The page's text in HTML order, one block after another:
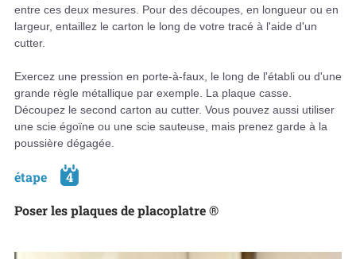
entre ces deux mesures. Pour des découpes, en longueur ou en
largeur, entaillez le carton le long de votre tracé à l'aide d'un
cutter.
Exercez une pression en porte-à-faux, le long de l'établi ou d'une
grande règle métallique par exemple. La plaque casse.
Découpez le second carton au cutter. Vous pouvez aussi utiliser
une scie égoïne ou une scie sauteuse, mais prenez garde à la
poussière dégagée.
étape
4
Poser les plaques de placoplatre ®